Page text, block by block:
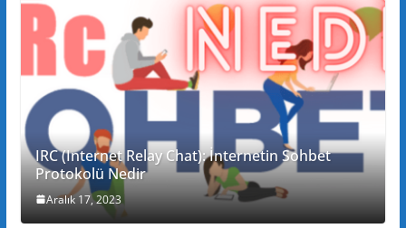
IRC (Internet Relay Chat): İnternetin Sohbet
Protokolü Nedir
Aralık 17, 2023